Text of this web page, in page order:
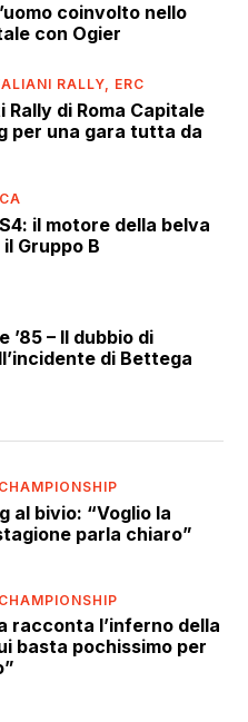
coinvolto nello
con Ogier
RALLY, ERC
di Roma Capitale
per una gara tutta da
il motore della belva
Gruppo B
’85 – Il dubbio di
di Bettega
al bivio: “Voglio la
parla chiaro”
racconta l’inferno della
basta pochissimo per